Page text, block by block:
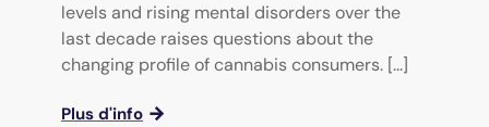
levels and rising mental disorders over the
last decade raises questions about the
changing profile of cannabis consumers. [...]
Plus d'info